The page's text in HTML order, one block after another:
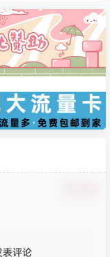
表评论